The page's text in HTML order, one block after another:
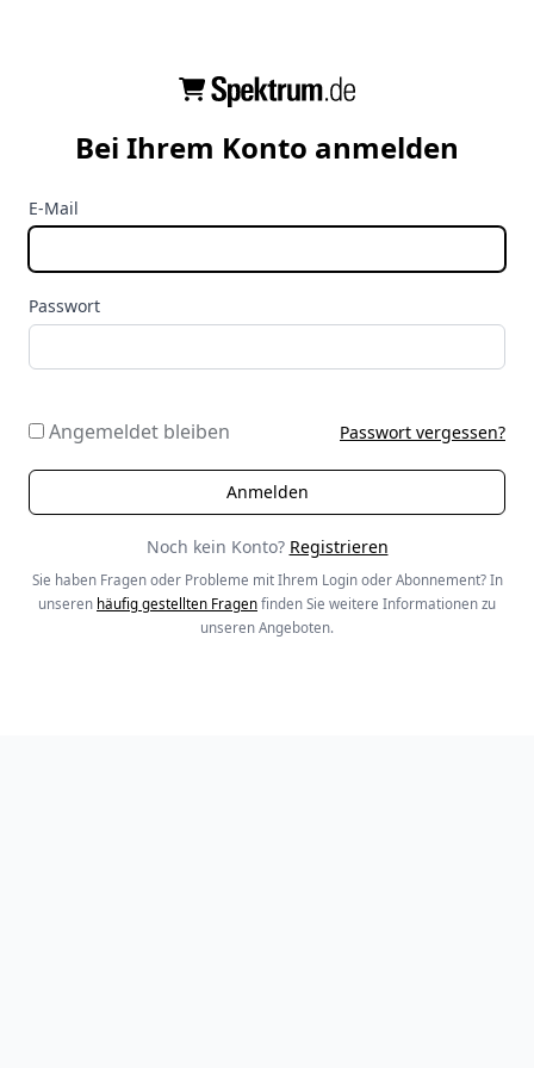
Bei Ihrem Konto anmelden
E-Mail
Passwort
Angemeldet bleiben Passwort vergessen?
Noch kein Konto? Registrieren
Sie haben Fragen oder Probleme mit Ihrem Login oder Abonnement? In
unseren häufig gestellten Fragen finden Sie weitere Informationen zu
unseren Angeboten.